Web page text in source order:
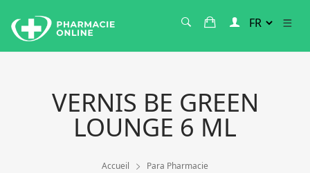
VERNIS BE GREEN
LOUNGE 6 ML
Accueil Para Pharmacie